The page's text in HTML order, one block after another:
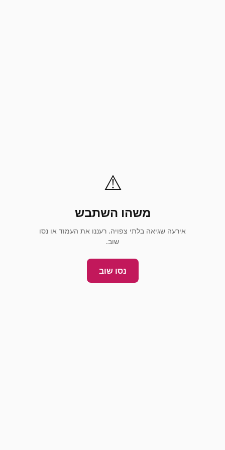
⚠️
משהו השתבש
אירעה שגיאה בלתי צפויה. רעננו את העמוד או נסו
שוב.
נסו שוב